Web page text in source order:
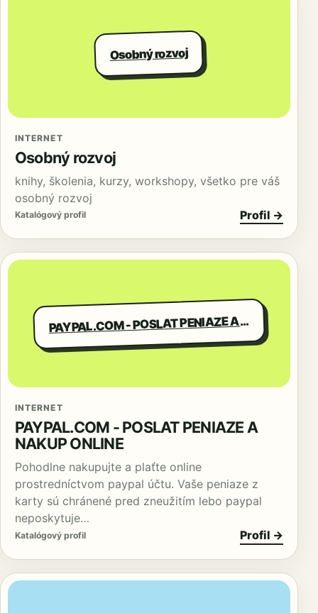
Osobný rozvoj
INTERNET
Osobný rozvoj
knihy, školenia, kurzy, workshopy, všetko pre váš
osobný rozvoj
Katalógový profil Profil →
PAYPAL.COM - POSLAT PENIAZE A NAKUP ONLINE
INTERNET
PAYPAL.COM - POSLAT PENIAZE A
NAKUP ONLINE
Pohodlne nakupujte a plaťte online
prostredníctvom paypal účtu. Vaše peniaze z
karty sú chránené pred zneužitím lebo paypal
neposkytuje…
Katalógový profil Profil →